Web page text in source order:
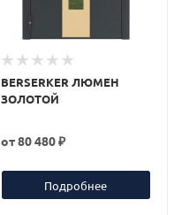
BERSERKER ЛЮМЕН
ЗОЛОТОЙ
от80 480 ₽
Подробнее